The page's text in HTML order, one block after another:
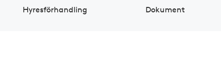
Hyres­för­handling Dokument